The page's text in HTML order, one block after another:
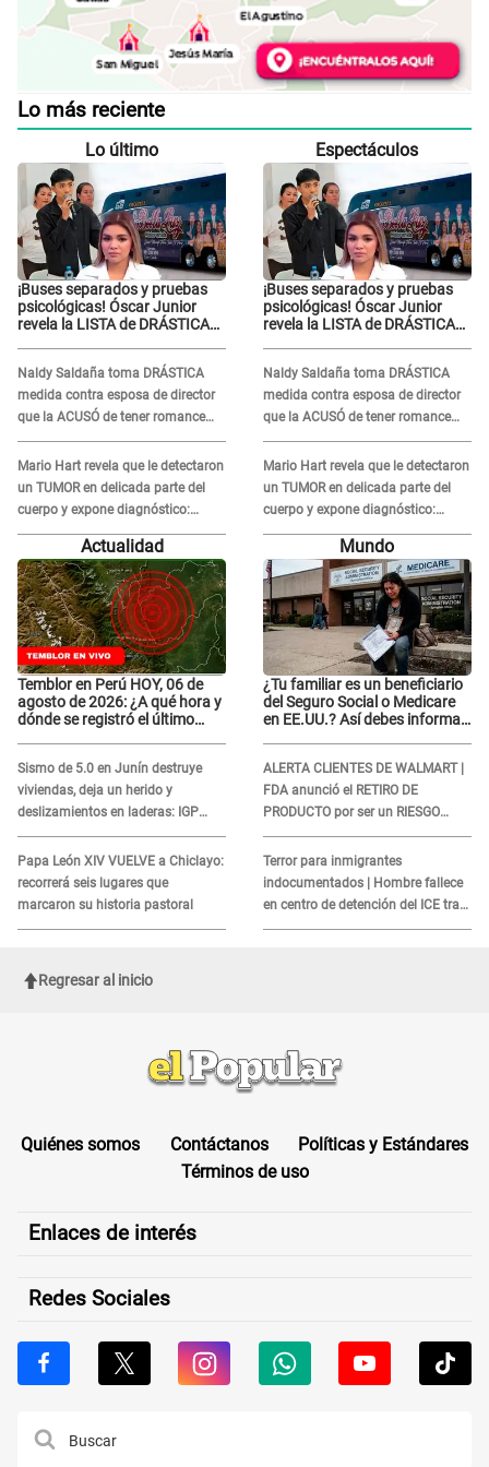
Lo más reciente
Lo último
¡Buses separados y pruebas
psicológicas! Óscar Junior
revela la LISTA de DRÁSTICAS
Naldy Saldaña
Naldy Saldaña toma DRÁSTICA
medida contra esposa de director
que la ACUSÓ de tener romance
con él: "Muy triste..."
Mario Hart revela que le detectaron
un TUMOR en delicada parte del
cuerpo y expone diagnóstico:
"Dolores muy fuertes..."
Espectáculos
¡Buses separados y pruebas
psicológicas! Óscar Junior
revela la LISTA de DRÁSTICAS
Naldy Saldaña
Naldy Saldaña toma DRÁSTICA
medida contra esposa de director
que la ACUSÓ de tener romance
con él: "Muy triste..."
Mario Hart revela que le detectaron
un TUMOR en delicada parte del
cuerpo y expone diagnóstico:
"Dolores muy fuertes..."
Actualidad
Temblor en Perú HOY, 06 de
agosto de 2026: ¿A qué hora y
dónde se registró el último
Sismo de 5.0 en Junín destruye
viviendas, deja un herido y
deslizamientos en laderas: IGP
alerta sobre posibles réplicas
Papa León XIV VUELVE a Chiclayo:
recorrerá seis lugares que
marcaron su historia pastoral
Mundo
¿Tu familiar es un beneficiario
del Seguro Social o Medicare
en EE.UU.? Así debes informar
ALERTA CLIENTES DE WALMART |
FDA anunció el RETIRO DE
PRODUCTO por ser un RIESGO
MORTAL para consumidores: ¿Cuál
es?
Terror para inmigrantes
indocumentados | Hombre fallece
en centro de detención del ICE tras
sufrir una "emergencia médica"
Regresar al inicio
Quiénes somos Contáctanos
Políticas y Estándares
Términos de uso
Enlaces de interés
Redes Sociales